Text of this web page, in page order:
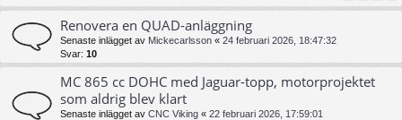
Renovera en QUAD-anläggning
Senaste inlägget av Mickecarlsson « 24 februari 2026, 18:47:32
Svar: 10
MC 865 cc DOHC med Jaguar-topp, motorprojektet
som aldrig blev klart
Senaste inlägget av CNC Viking « 22 februari 2026, 17:59:01